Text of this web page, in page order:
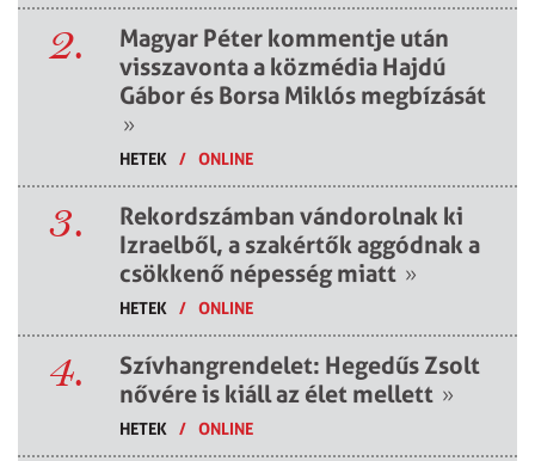
2.
Magyar Péter kommentje után
visszavonta a közmédia Hajdú
Gábor és Borsa Miklós megbízását
»
HETEK / ONLINE
3.
Rekordszámban vándorolnak ki
Izraelből, a szakértők aggódnak a
csökkenő népesség miatt »
HETEK / ONLINE
4.
Szívhangrendelet: Hegedűs Zsolt
nővére is kiáll az élet mellett »
HETEK / ONLINE